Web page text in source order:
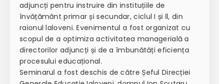
adjuncți pentru instruire din instituțiile de
învățământ primar și secundar, ciclul I și ll, din
raionul laloveni. Evenimentul a fost organizat cu
scopul de a optimiza activitatea managerială a
directorilor adjuncți și de a îmbunătăți eficiența
procesului educațional.
Seminarul a fost deschis de către Șeful Direcției